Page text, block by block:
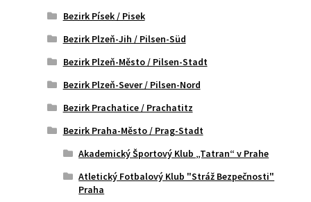
Bezirk Písek / Pisek
Bezirk Plzeň-Jih / Pilsen-Süd
Bezirk Plzeň-Město / Pilsen-Stadt
Bezirk Plzeň-Sever / Pilsen-Nord
Bezirk Prachatice / Prachatitz
Bezirk Praha-Město / Prag-Stadt
Akademický Športový Klub „Tatran“ v Prahe
Atletický Fotbalový Klub "Stráž Bezpečnosti"
Praha